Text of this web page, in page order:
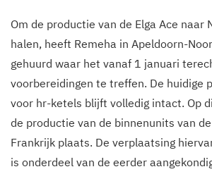
Om de productie van de Elga Ace naar
halen, heeft Remeha in Apeldoorn-
gehuurd waar het vanaf 1 januari
voorbereidingen te treffen. De huidige
voor hr-ketels blijft volledig intact. Op
de productie van de binnenunits van de
Frankrijk plaats. De verplaatsing
is onderdeel van de eerder